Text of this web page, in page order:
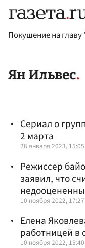
Покушение на
Ян Ильвес
Сериал о
2 марта
28 января 2023, 15:05
Режиссер
заявил, что
10 ноября 2022, 17:27
Елена
работницей в
10 ноября 2022, 15:40